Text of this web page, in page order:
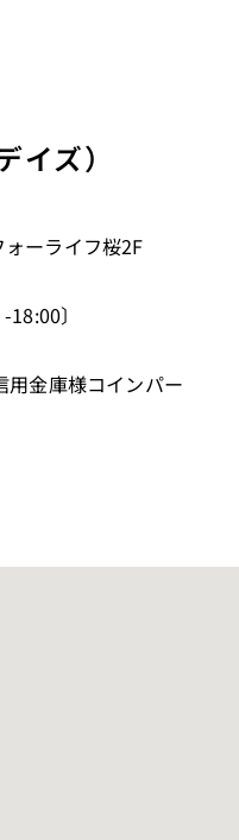
ズ）
ーライフ桜2F
〕
金庫様コインパー